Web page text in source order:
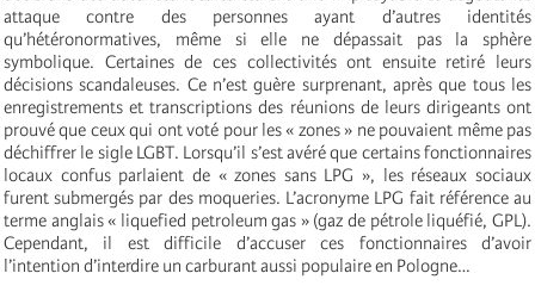
attaque contre des personnes ayant d’autres identités
qu’hétéronormatives, même si elle ne dépassait pas la sphère
symbolique. Certaines de ces collectivités ont ensuite retiré leurs
décisions scandaleuses. Ce n’est guère surprenant, après que tous les
enregistrements et transcriptions des réunions de leurs dirigeants ont
prouvé que ceux qui ont voté pour les « zones » ne pouvaient même pas
déchiffrer le sigle LGBT. Lorsqu’il s’est avéré que certains fonctionnaires
locaux confus parlaient de « zones sans LPG », les réseaux sociaux
furent submergés par des moqueries. L’acronyme LPG fait référence au
terme anglais « liquefied petroleum gas » (gaz de pétrole liquéfié, GPL).
Cependant, il est difficile d’accuser ces fonctionnaires d’avoir
l’intention d’interdire un carburant aussi populaire en Pologne…